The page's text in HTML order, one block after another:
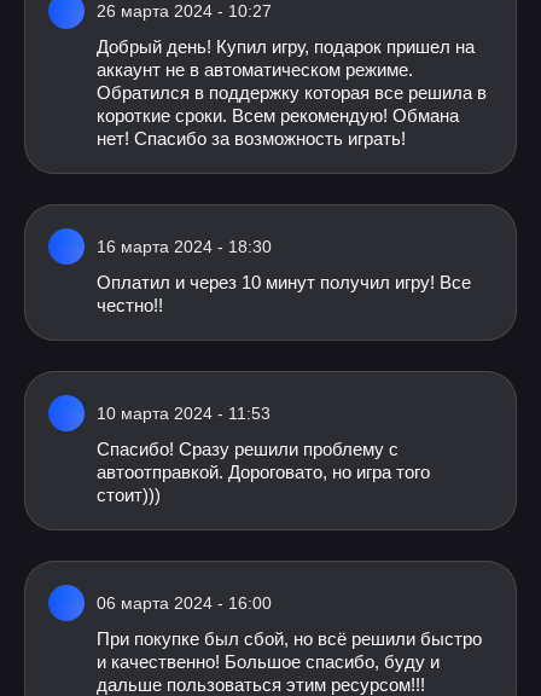
26 марта 2024 - 10:27
Добрый день! Купил игру, подарок пришел на
аккаунт не в автоматическом режиме.
Обратился в поддержку которая все решила в
короткие сроки. Всем рекомендую! Обмана
нет! Спасибо за возможность играть!
16 марта 2024 - 18:30
Оплатил и через 10 минут получил игру! Все
честно!!
10 марта 2024 - 11:53
Спасибо! Сразу решили проблему с
автоотправкой. Дороговато, но игра того
стоит)))
06 марта 2024 - 16:00
При покупке был сбой, но всё решили быстро
и качественно! Большое спасибо, буду и
дальше пользоваться этим ресурсом!!!